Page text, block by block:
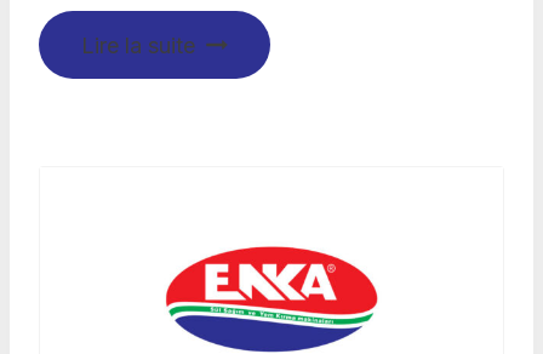
Lire la suite